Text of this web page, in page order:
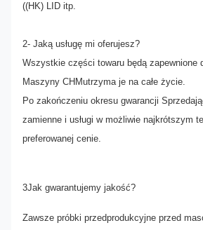
((HK) LID itp.
2- Jaką usługę mi oferujesz?
Wszystkie części towaru będą zapewnione
Maszyny CHMutrzyma je na całe życie.
Po zakończeniu okresu gwarancji
zamienne i usługi w możliwie najkrótszym
preferowanej cenie.
3Jak gwarantujemy jakość?
Zawsze próbki przedprodukcyjne przed